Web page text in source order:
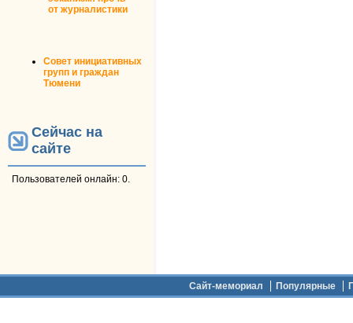
от журналистики
Совет инициативных
групп и граждан
Тюмени
Сейчас на
сайте
Пользователей онлайн: 0.
Сайт-мемориал Популярные